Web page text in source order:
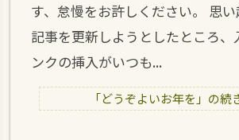
す、怠慢をお許しください。 思
記事を更新しようとしたところ、
ンクの挿入がいつも...
「どうぞよいお年を」の続